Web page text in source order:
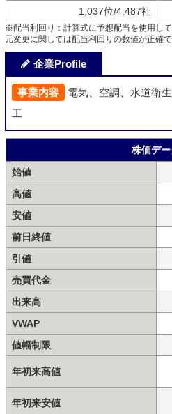
1,037位/4,487社
※配当利回り：計算式に予想配当を使用し
元変更に関しては配当利回りの数値が正確
企業Profile
事業内容
電気、空調、水道衛
工
株価デー
始値
高値
安値
前日終値
引値
売買代金
出来高
VWAP
値幅制限
年初来高値
年初来安値